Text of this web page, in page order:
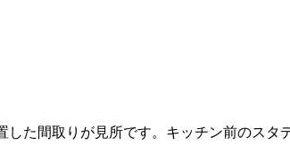
た間取りが見所です。キッチン前のス